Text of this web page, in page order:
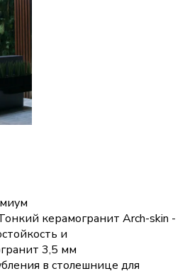
керамогранит Arch-skin -
и
3,5 мм
в столешнице для